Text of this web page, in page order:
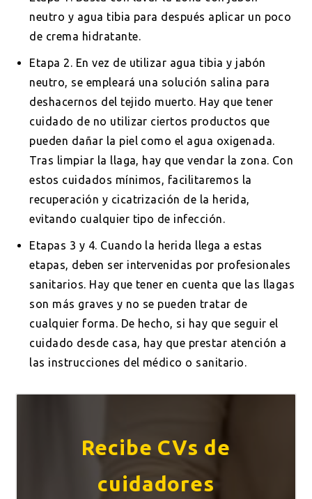
neutro y agua tibia para después aplicar un poco
de crema hidratante.
Etapa 2. En vez de utilizar agua tibia y jabón
neutro, se empleará una solución salina para
deshacernos del tejido muerto. Hay que tener
cuidado de no utilizar ciertos productos que
pueden dañar la piel como el agua oxigenada.
Tras limpiar la llaga, hay que vendar la zona. Con
estos cuidados mínimos, facilitaremos la
recuperación y cicatrización de la herida,
evitando cualquier tipo de infección.
Etapas 3 y 4. Cuando la herida llega a estas
etapas, deben ser intervenidas por profesionales
sanitarios. Hay que tener en cuenta que las llagas
son más graves y no se pueden tratar de
cualquier forma. De hecho, si hay que seguir el
cuidado desde casa, hay que prestar atención a
las instrucciones del médico o sanitario.
Recibe CVs de
cuidadores